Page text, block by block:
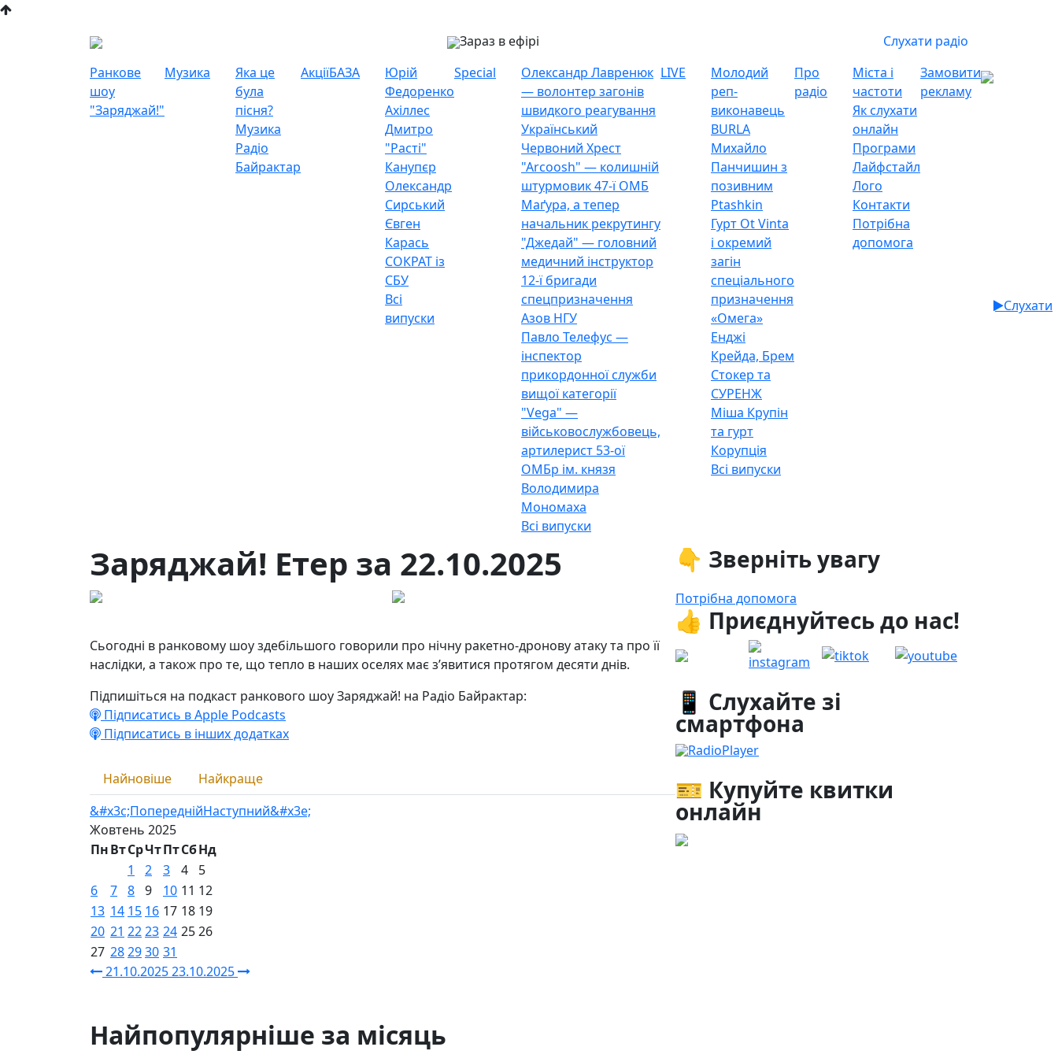
Зараз в ефірі
Слухати радіо
Ранкове
шоу
"Заряджай!"
Музика
Яка це
була
пісня?
Музика
Радіо
Байрактар
АкціїБАЗА
Юрій
Федоренко
Ахіллес
Дмитро
"Расті"
Канупєр
Олександр
Сирський
Євген
Карась
СОКРАТ із
СБУ
Всі
випуски
Special
Олександр Лавренюк
— волонтер загонів
швидкого реагування
Український
Червоний Хрест
"Arcoosh" — колишній
штурмовик 47-ї ОМБ
Маґура, а тепер
начальник рекрутингу
"Джедай" — головний
медичний інструктор
12-ї бригади
спецпризначення
Азов НГУ
Павло Телефус —
інспектор
прикордонної служби
вищої категорії
"Vega" —
військовослужбовець,
артилерист 53-ої
ОМБр ім. князя
Володимира
Мономаха
Всі випуски
LIVE
Молодий
реп-
виконавець
BURLA
Михайло
Панчишин з
позивним
Ptashkin
Гурт Ot Vinta
і окремий
загін
спеціального
призначення
«Омега»
Енджі
Крейда, Брем
Стокер та
СУРЕНЖ
Міша Крупін
та гурт
Корупція
Всі випуски
Про
радіо
Міста і
частоти
Як слухати
онлайн
Програми
Лайфстайл
Лого
Контакти
Потрібна
допомога
Замовити
рекламу
Слухати
Заряджай! Етер за 22.10.2025
Сьогодні в ранковому шоу здебільшого говорили про нічну ракетно-дронову атаку та про її
наслідки, а також про те, що тепло в наших оселях має з’явитися протягом десяти днів.
Підпишіться на подкаст ранкового шоу Заряджай! на Радіо Байрактар:
Підписатись в Apple Podcasts
Підписатись в інших додатках
Найновіше
Найкраще
&#x3c;ПопереднійНаступний&#x3e;
Жовтень 2025
ПнВтСрЧтПтСбНд
1
2 3 4
5
6
7 8 9 10 11 12
13 14 15 16 17 18 19
20 21 2223 24 2526
27 282930 31
21.10.202523.10.2025
Найпопулярніше за місяць
👇 Зверніть увагу
Потрібна допомога
👍 Приєднуйтесь до нас!
📱 Слухайте зі
смартфона
RadioPlayer
🎫 Купуйте квитки
онлайн